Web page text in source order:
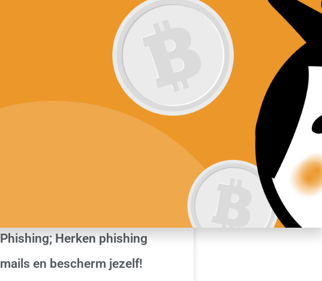
Nieuws
PRIVACY MANAGEMENT | PRAKTISCHE
Phishing; Herken phishing
mails en bescherm jezelf!